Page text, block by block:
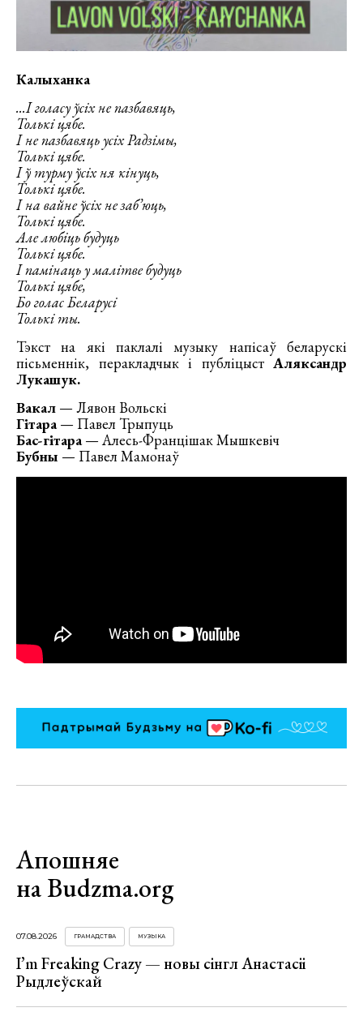
Калыханка
...І голасу ўсіх не пазбавяць,
Толькі цябе.
І не пазбавяць усіх Радзімы,
Толькі цябе.
І ў турму ўсіх ня кінуць,
Толькі цябе.
І на вайне ўсіх не заб’юць,
Толькі цябе.
Але любіць будуць
Толькі цябе.
І памінаць у малітве будуць
Толькі цябе,
Бо голас Беларусі
Толькі ты.
Тэкст на які паклалі музыку напісаў беларускі
пісьменнік, перакладчык і публіцыст Аляксандр
Лукашук.
Вакал — Лявон Вольскі
Гітара— Павел Трыпуць
Бас-гітара— Алесь-Францішак Мышкевіч
Бубны — Павел Мамонаў
Апошняе
на Budzma.org
07.08.2026 ГРАМАДСТВА МУЗЫКА
I’m Freaking Crazy — новы сінгл Анастасіі
Рыдлеўскай